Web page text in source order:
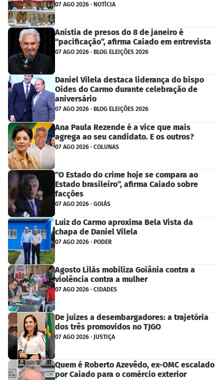
07 AGO 2026 · NOTÍCIA
Anistia de presos do 8 de janeiro é
“pacificação”, afirma Caiado em entrevista
07 AGO 2026 · BLOG ELEIÇÕES 2026
Daniel Vilela destaca liderança do bispo
Oídes do Carmo durante celebração de
aniversário
07 AGO 2026 · BLOG ELEIÇÕES 2026
Ana Paula Rezende é a vice que mais
agrega ao seu candidato. E os outros?
07 AGO 2026 · COLUNAS
“O Estado do crime hoje se compara ao
Estado brasileiro”, afirma Caiado sobre
facções
07 AGO 2026 · GOIÁS
Luiz do Carmo aproxima Bela Vista da
chapa de Daniel Vilela
07 AGO 2026 · PODER
Agosto Lilás mobiliza Goiânia contra a
violência contra a mulher
07 AGO 2026 · CIDADES
De juízes a desembargadores: a trajetória
dos três promovidos no TJGO
07 AGO 2026 · JUSTIÇA
Quem é Roberto Azevêdo, ex-OMC escalado
por Caiado para o comércio exterior